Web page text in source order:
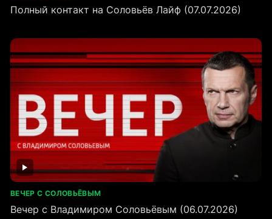
Полный контакт на Соловьёв Лайф (07.07.2026)
ВЕЧЕР С СОЛОВЬЁВЫМ
Вечер с Владимиром Соловьёвым (06.07.2026)